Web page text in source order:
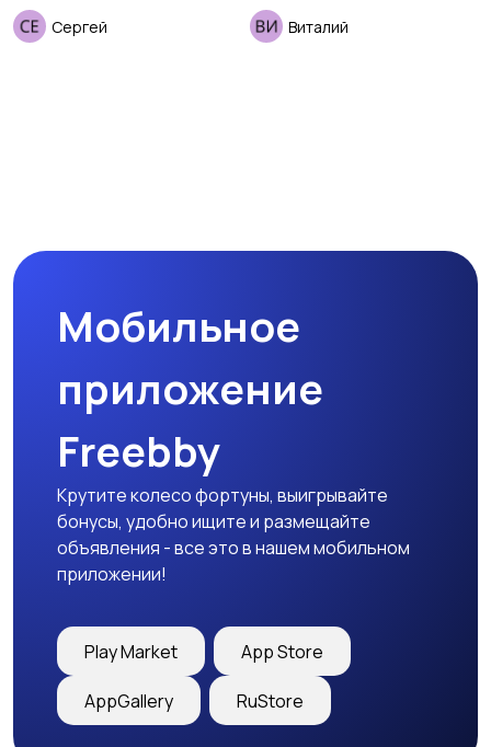
Сергей Виталий
Мобильное
приложение
Freebby
Крутите колесо фортуны, выигрывайте
бонусы, удобно ищите и размещайте
объявления - все это в нашем мобильном
приложении!
Play Market App Store
AppGallery RuStore